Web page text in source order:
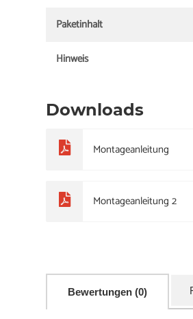
Paketinhalt
Hinweis
Downloads
Montageanleitung
Montageanleitung 2
Bewertungen (0)